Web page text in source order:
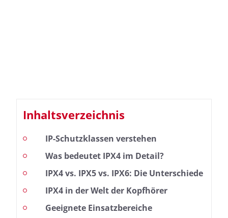
Inhaltsverzeichnis
IP-Schutzklassen verstehen
Was bedeutet IPX4 im Detail?
IPX4 vs. IPX5 vs. IPX6: Die Unterschiede
IPX4 in der Welt der Kopfhörer
Geeignete Einsatzbereiche